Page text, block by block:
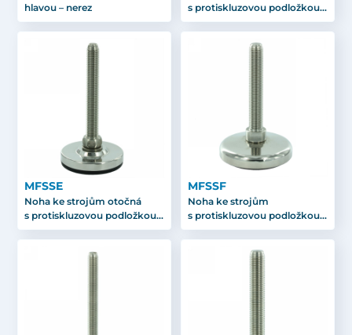
hlavou – nerez
s protiskluzovou podložkou –
nerez
MFSSE
Noha ke strojům otočná
s protiskluzovou podložkou –
nerez
MFSSF
Noha ke strojům
s protiskluzovou podložkou –
nerez